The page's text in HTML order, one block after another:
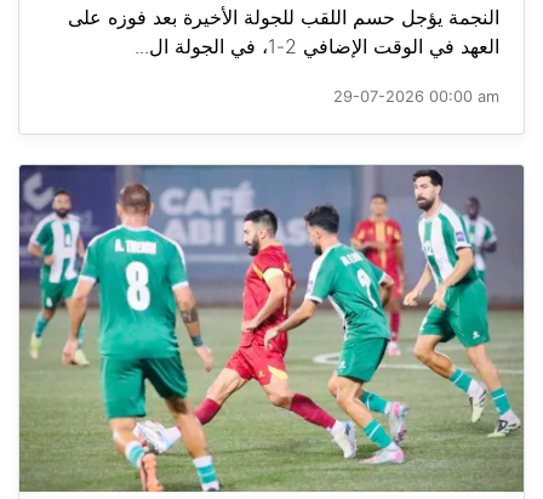
النجمة يؤجل حسم اللقب للجولة الأخيرة بعد فوزه على
العهد في الوقت الإضافي 2-1، في الجولة ال...
29-07-2026 00:00 am